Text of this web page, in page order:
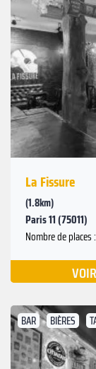
Précédent
La Fissure
(1.8km)
Paris 11 (75011)
Nombre de
VOIR
BAR BIÈRES